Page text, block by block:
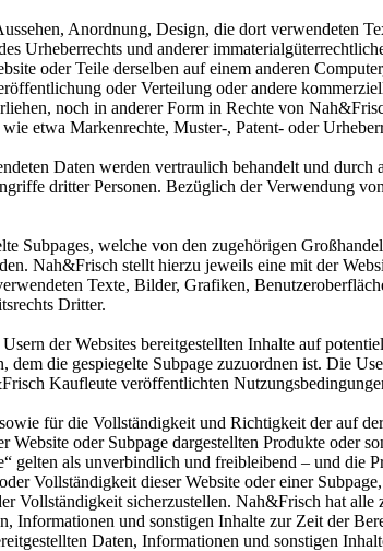
Anordnung, Design, die dort verwendeten
Urheberrechts und anderer
oder Teile derselben auf einem anderen
oder Verteilung oder andere
noch in anderer Form in Rechte von
etwa Markenrechte, Muster-, Patent- oder
Daten werden vertraulich behandelt und
dritter Personen. Bezüglich der Verwendung
Subpages, welche von den zugehörigen
Nah&Frisch stellt hierzu jeweils eine mit der
Texte, Bilder, Grafiken,
Dritter.
der Websites bereitgestellten Inhalte auf
die gespiegelte Subpage zuzuordnen ist. Die
Kaufleute veröffentlichten
für die Vollständigkeit und Richtigkeit der auf
Website oder Subpage dargestellten Produkte oder
gelten als unverbindlich und freibleibend – und
Vollständigkeit dieser Website oder einer
Vollständigkeit sicherzustellen. Nah&Frisch hat
Informationen und sonstigen Inhalte zur Zeit der
Daten, Informationen und sonstigen